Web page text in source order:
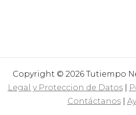
Copyright © 2026 Tutiempo
Legal y Proteccion de Datos|
Contáctanos|